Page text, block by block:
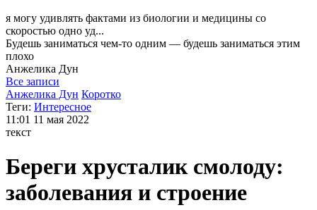
я могу удивлять фактами из биологии и медицины со
скоростью одно уд...
Будешь заниматься чем-то одним — будешь заниматься этим
плохо
Анжелика Дун
Все записи
Анжелика Дун Коротко
Теги: Интересное
11:01 11 мая 2022
текст
Береги хрусталик смолоду:
заболевания и строение